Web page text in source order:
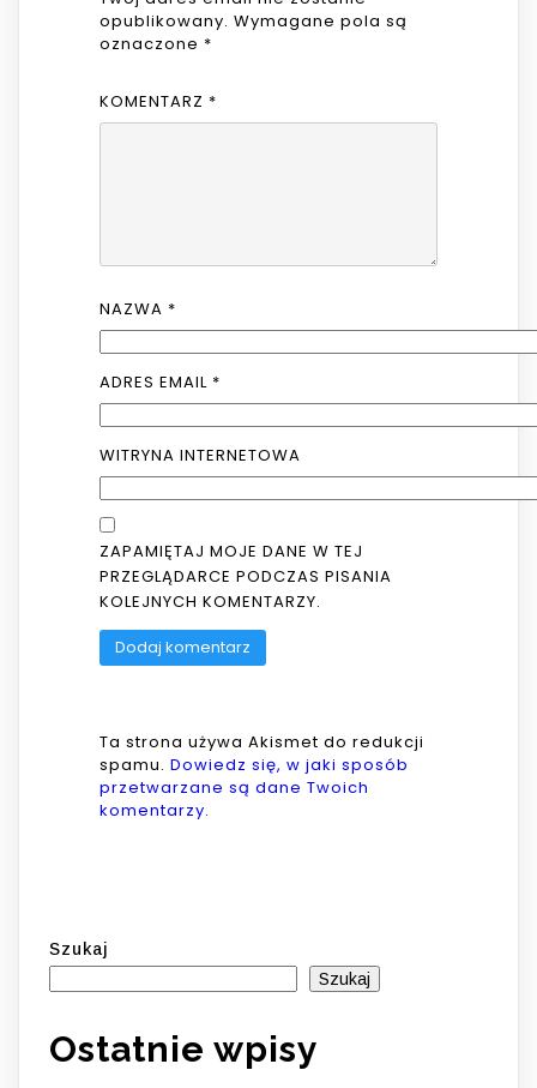
opublikowany. Wymagane pola są
oznaczone *
KOMENTARZ *
NAZWA *
ADRES EMAIL *
WITRYNA INTERNETOWA
ZAPAMIĘTAJ MOJE DANE W TEJ
PRZEGLĄDARCE PODCZAS PISANIA
KOLEJNYCH KOMENTARZY.
Ta strona używa Akismet do redukcji
spamu. Dowiedz się, w jaki sposób
przetwarzane są dane Twoich
komentarzy.
Szukaj
Szukaj
Ostatnie wpisy